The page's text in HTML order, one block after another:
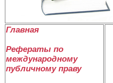
Главная
Рефераты по
международному
публичному праву